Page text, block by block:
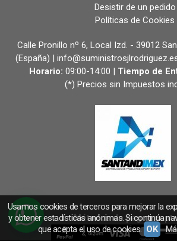
Desistir de un pedido
Políticas de Cookies
Calle Pronillo nº 6, Local Izd. - 39012
(España) |
Horario: 09:00-14:00 | Tiempo de
(*) Precios sin Impuestos
Métodos de pago
Usamos cookies de terceros para mejorar la
y obtener estadísticas anónimas. Si continúa
que acepta el uso de cookies. OK